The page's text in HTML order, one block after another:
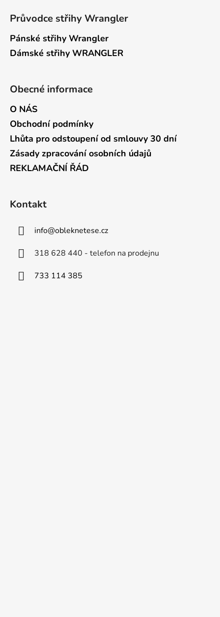
Průvodce střihy Wrangler
Pánské střihy Wrangler
Dámské střihy WRANGLER
Obecné informace
O NÁS
Obchodní podmínky
Lhůta pro odstoupení od smlouvy 30 dní
Zásady zpracování osobních údajů
REKLAMAČNÍ ŘÁD
Kontakt
info@obleknetese.cz
318 628 440 - telefon na prodejnu
733 114 385